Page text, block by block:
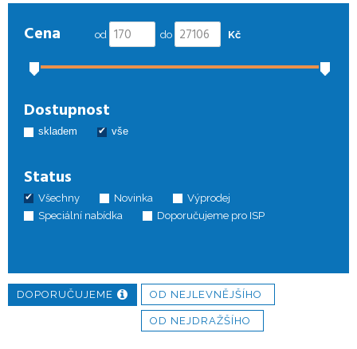
Yealink W73H SIP DECT ručka
1 945Kč
Cena od do Kč
Dostupnost
skladem vše
Status
Všechny Novinka
Výprodej
Speciální nabídka
Doporučujeme pro ISP
DOPORUČUJEME OD NEJLEVNĚJŠÍHO
OD NEJDRAŽŠÍHO